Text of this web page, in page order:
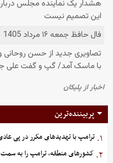
پربیننده‌ترین
۱. ترامپ با تهدیدهای مکرر در پی
۲. کشورهای منطقه، ترامپ را به سمت